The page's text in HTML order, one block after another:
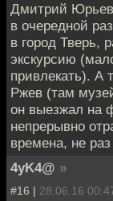
Дмитрий
в очередной
в город Тверь,
экскурсию
привлекать). А
Ржев (там
он выезжал на
непрерывно
времена, не
4yK4@ »
#16 | 28.06.16